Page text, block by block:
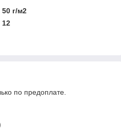
50 г/м2
12
по предоплате.